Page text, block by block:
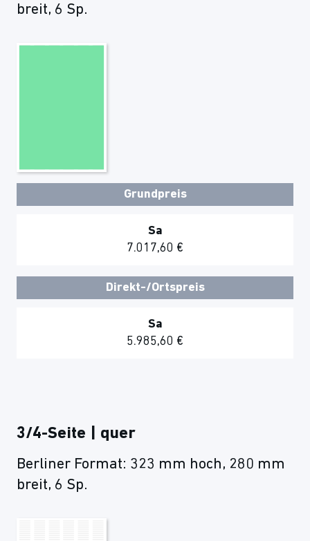
breit, 6 Sp.
Grundpreis
Sa
7.017,60 €
Direkt-/Ortspreis
Sa
5.985,60 €
3/4-Seite | quer
Berliner Format: 323 mm hoch, 280 mm
breit, 6 Sp.